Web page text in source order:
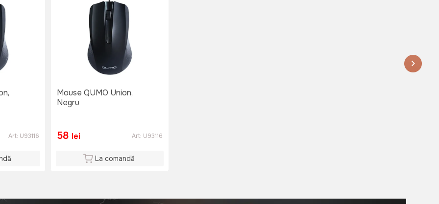
Art: U93116
Mouse QUMO Union,
Negru
58 lei Art: U93116
La comandă